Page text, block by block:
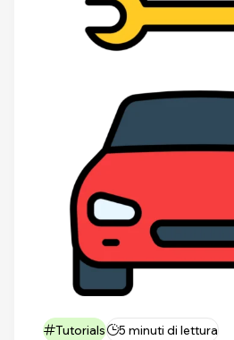
Tutorials 5 minuti di lettura